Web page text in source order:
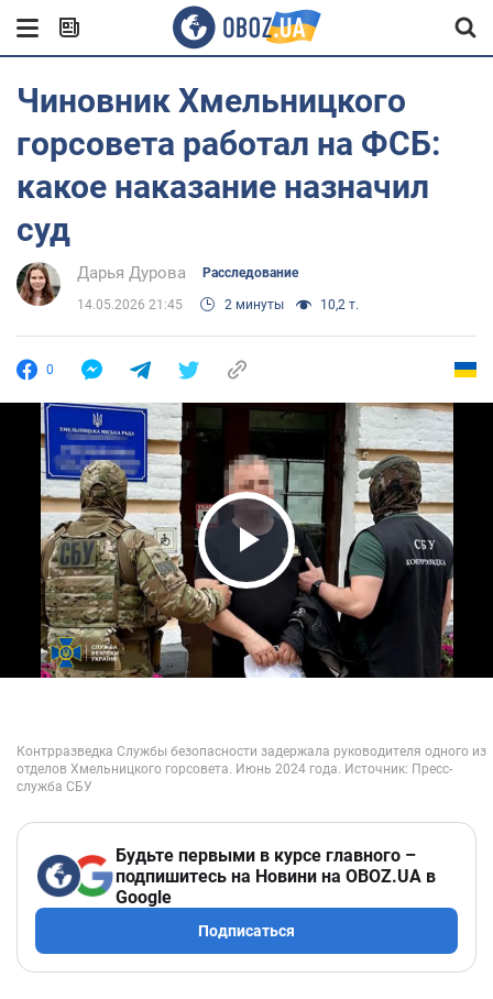
Чиновник Хмельницкого
горсовета работал на ФСБ:
какое наказание назначил
суд
Дарья Дурова Расследование
14.05.2026 21:45 2 минуты 10,2 т.
0
Play Video
Будьте первыми в курсе главного –
подпишитесь на Новини на OBOZ.UA в
Google
Подписаться